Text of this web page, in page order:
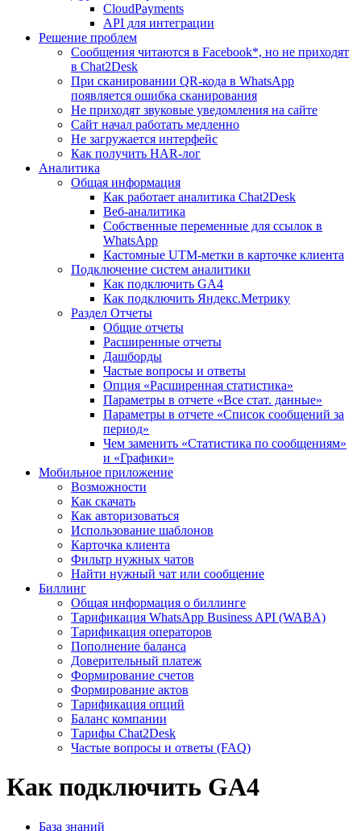
CloudPayments
API для интеграции
Решение проблем
Сообщения читаются в Facebook*, но не приходят
в Chat2Desk
При сканировании QR-кода в WhatsApp
появляется ошибка сканирования
Не приходят звуковые уведомления на сайте
Сайт начал работать медленно
Не загружается интерфейс
Как получить HAR-лог
Аналитика
Общая информация
Как работает аналитика Chat2Desk
Веб-аналитика
Собственные переменные для ссылок в
WhatsApp
Кастомные UTM-метки в карточке клиента
Подключение систем аналитики
Как подключить GA4
Как подключить Яндекс.Метрику
Раздел Отчеты
Общие отчеты
Расширенные отчеты
Дашборды
Частые вопросы и ответы
Опция «Расширенная статистика»
Параметры в отчете «Все стат. данные»
Параметры в отчете «Список сообщений за
период»
Чем заменить «Статистика по сообщениям»
и «Графики»
Мобильное приложение
Возможности
Как скачать
Как авторизоваться
Использование шаблонов
Карточка клиента
Фильтр нужных чатов
Найти нужный чат или сообщение
Биллинг
Общая информация о биллинге
Тарификация WhatsApp Business API (WABA)
Тарификация операторов
Пополнение баланса
Доверительный платеж
Формирование счетов
Формирование актов
Тарификация опций
Баланс компании
Тарифы Chat2Desk
Частые вопросы и ответы (FAQ)
Как подключить GA4
База знаний